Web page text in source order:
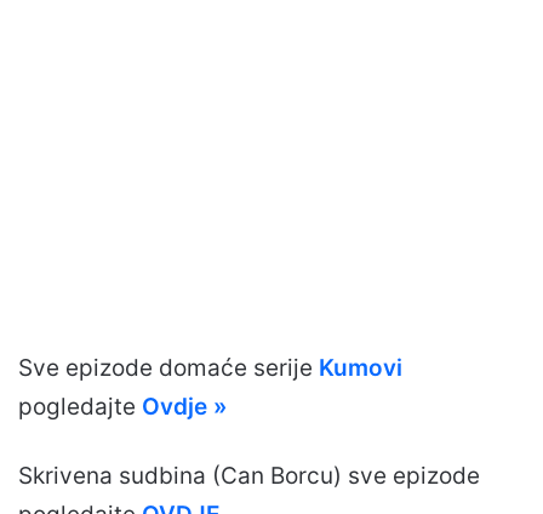
Sve epizode domaće serije Kumovi
pogledajte Ovdje »
Skrivena sudbina (Can Borcu) sve epizode